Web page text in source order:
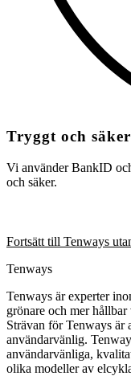
Tryggt och
Vi använder BankID
och säker.
Fortsätt till Tenways
Tenways
Tenways är experter
grönare och mer
Strävan för Tenways är
användarvänlig.
användarvänliga,
olika modeller av